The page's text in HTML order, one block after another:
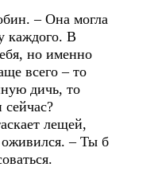
– Она могла
каждого. В
но именно
всего – то
дичь, то
лещей,
оживился. – Ты б